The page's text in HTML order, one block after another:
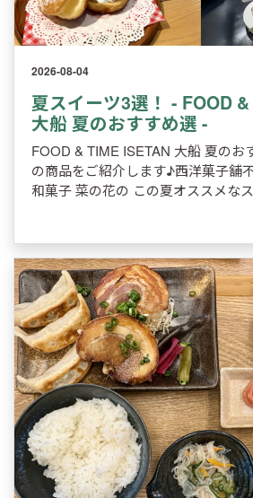
2026-08-04
夏スイーツ3選！ - FOOD
大船 夏のおすすめ選 -
FOOD & TIME ISETAN 大船 夏のお
の商品をご紹介します♪西洋菓子舗
和菓子 菜の花の この夏オススメな